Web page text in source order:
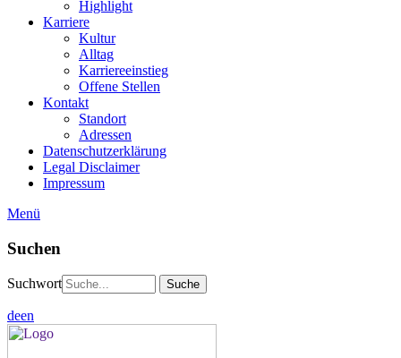
Highlight
Karriere
Kultur
Alltag
Karriereeinstieg
Offene Stellen
Kontakt
Standort
Adressen
Datenschutzerklärung
Legal Disclaimer
Impressum
Menü
Suchen
Suchwort
deen